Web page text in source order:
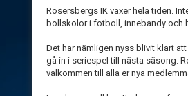
Rosersbergs IK växer hela tiden.
bollskolor i fotboll, innebandy och
Det har nämligen nyss blivit klart
gå in i seriespel till nästa säsong.
välkommen till alla er nya